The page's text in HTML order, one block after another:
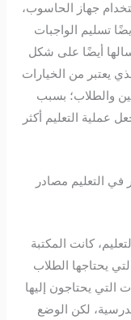
جهاز الحاسوب،
الواجبات
أيضًا على شكل
من الخيارات
بسبب
التعليم أكثر
مصادر
كانت المكتبة
الطلاب
يحتاجون إليها
لكن الوضع